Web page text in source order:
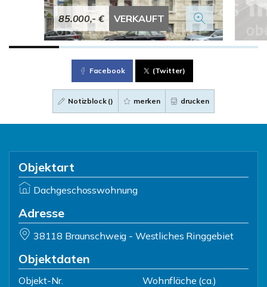
85.000,- € VERKAUFT
Facebook (Twitter)
Notizblock () merken drucken
Objektart
Dachgeschosswohnung
Adresse
38118 Braunschweig - Westliches Ringgebiet
Objektdaten
Objekt-Nr.
Wohnfläche (ca.)